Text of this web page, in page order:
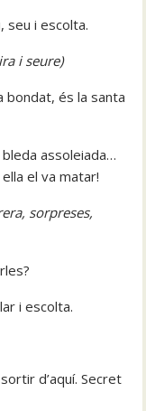
seu i escolta.
i seure)
és la santa
bleda assoleiada…
el va matar!
sorpreses,
i escolta.
d’aquí. Secret